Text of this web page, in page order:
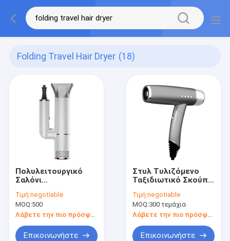
Folding Travel Hair Dryer (18)
Πολυλειτουργικό
Σαλόνι
Δυνατό Πλαστικό
Ταξιδιωτικό
Ξηραντήρα Μαλλιών
Με Παγκόσμια
Σφραγίδες
Τιμή:negotiable
MOQ:500
Λάβετε την πιο πρόσφατη τιμή
Επικοινωνήστε
Στυλ Τυλιζόμενο
Ταξιδιωτικό Σκούπι
αναπνευστήρας
Συγκεντρωτής BLDC
κινητήρας για το
σπίτι
Τιμή:negotiable
MOQ:300 τεμάχια
Επικοινωνήστε